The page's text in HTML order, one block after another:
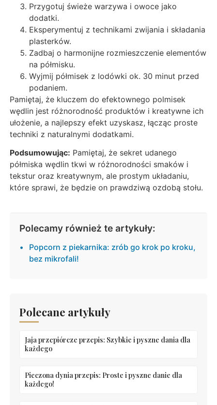
Przygotuj świeże warzywa i owoce jako
dodatki.
Eksperymentuj z technikami zwijania i składania
plasterków.
Zadbaj o harmonijne rozmieszczenie elementów
na półmisku.
Wyjmij półmisek z lodówki ok. 30 minut przed
podaniem.
Pamiętaj, że kluczem do efektownego polmisek
wędlin jest różnorodność produktów i kreatywne ich
ułożenie, a najlepszy efekt uzyskasz, łącząc proste
techniki z naturalnymi dodatkami.
Podsumowując: Pamiętaj, że sekret udanego
półmiska wędlin tkwi w różnorodności smaków i
tekstur oraz kreatywnym, ale prostym układaniu,
które sprawi, że będzie on prawdziwą ozdobą stołu.
Polecamy również te artykuły:
Popcorn z piekarnika: zrób go krok po kroku,
bez mikrofali!
Polecane artykuły
Jaja przepiórcze przepis: Szybkie i pyszne dania dla
każdego
Pieczona dynia przepis: Proste i pyszne danie dla
każdego!